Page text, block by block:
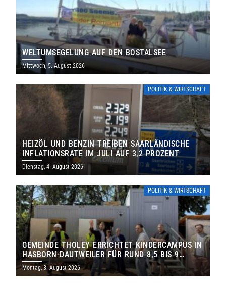
WELTUMSEGELUNG AUF DEN BOSTALSEE
Mittwoch, 5. August 2026
POLITIK & WIRTSCHAFT
HEIZÖL UND BENZIN TREIBEN SAARLÄNDISCHE
INFLATIONSRATE IM JULI AUF 3,2 PROZENT
Dienstag, 4. August 2026
POLITIK & WIRTSCHAFT
GEMEINDE THOLEY ERRICHTET KINDERCAMPUS IN
HASBORN-DAUTWEILER FÜR RUND 8,5 BIS 9
MILLIONEN EURO
Montag, 3. August 2026